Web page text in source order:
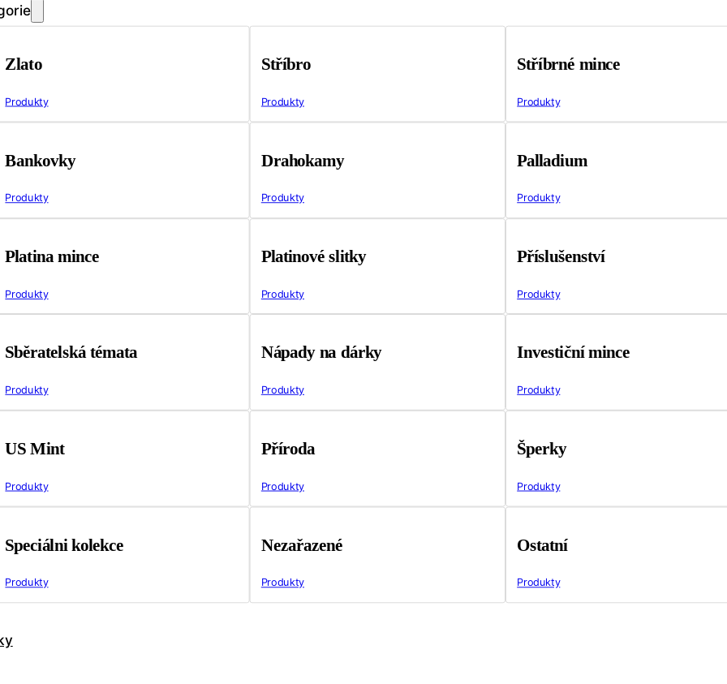
Zlato
Produkty
Stříbro
Produkty
Stříbrné mince
Produkty
Bankovky
Produkty
Drahokamy
Produkty
Palladium
Produkty
Platina mince
Produkty
Platinové slitky
Produkty
Příslušenství
Produkty
Sběratelská témata
Produkty
Nápady na dárky
Produkty
Investiční mince
Produkty
US Mint
Produkty
Příroda
Produkty
Šperky
Produkty
Speciálni kolekce
Produkty
Nezařazené
Produkty
Ostatní
Produkty